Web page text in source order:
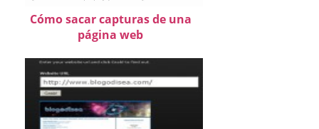
Cómo sacar capturas de una
página web